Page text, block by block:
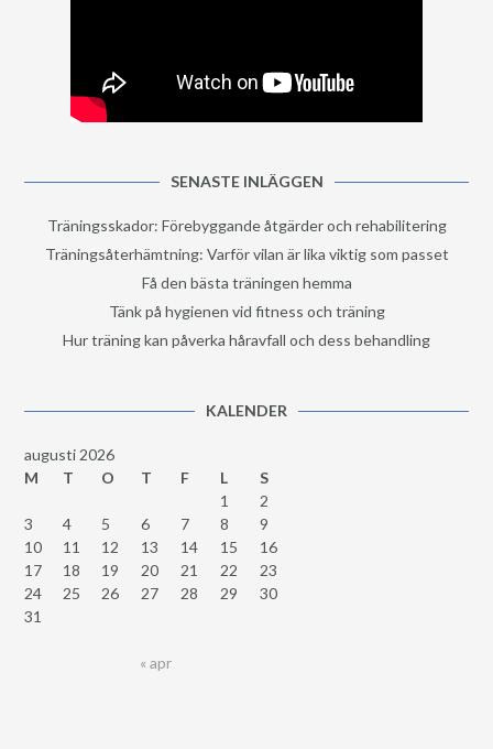
SENASTE INLÄGGEN
Träningsskador: Förebyggande åtgärder och rehabilitering
Träningsåterhämtning: Varför vilan är lika viktig som passet
Få den bästa träningen hemma
Tänk på hygienen vid fitness och träning
Hur träning kan påverka håravfall och dess behandling
KALENDER
augusti 2026
M
T O T F L
S
1
2
3
4 5 6 7 8
9
10
11 12 13 14 15
16
17
18 19 20 21 22
23
24
25 26 27 28 29
30
31
« apr